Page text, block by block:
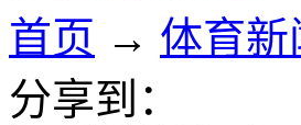
首页 → 体育新
分享到：